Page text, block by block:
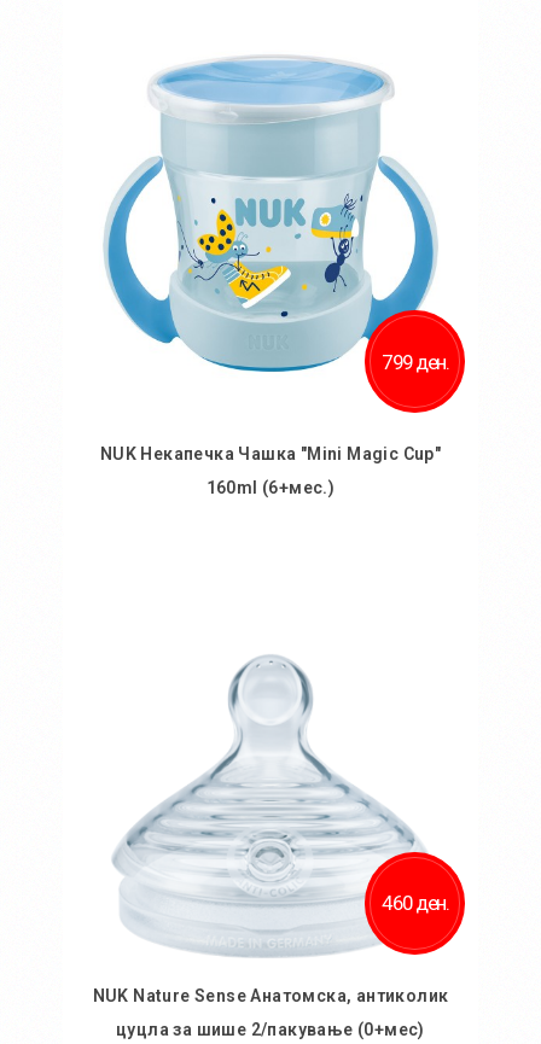
799 ден.
NUK Некапечка Чашка "Mini Magic Cup"
160ml (6+мес.)
460 ден.
NUK Nature Sense Анатомска, антиколик
цуцла за шише 2/пакување (0+мес)